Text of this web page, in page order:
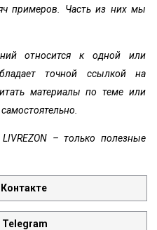
примеров. Часть из них мы
относится к одной или
точной ссылкой на
материалы по теме или
– только полезные